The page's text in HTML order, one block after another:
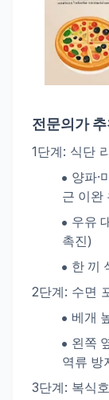
전문의가
1단계: 식단
양파·
근 이완
우유
촉진)
한 끼
2단계: 수면
베개
왼쪽
역류 방
3단계: 복식